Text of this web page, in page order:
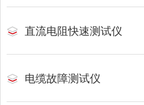
直流电阻快速测试仪
电缆故障测试仪